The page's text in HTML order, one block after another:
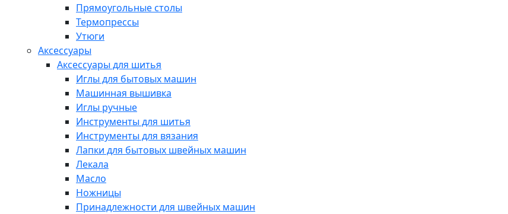
Прямоугольные столы
Термопрессы
Утюги
Аксессуары
Аксессуары для шитья
Иглы для бытовых машин
Машинная вышивка
Иглы ручные
Инструменты для шитья
Инструменты для вязания
Лапки для бытовых швейных машин
Лекала
Масло
Ножницы
Принадлежности для швейных машин